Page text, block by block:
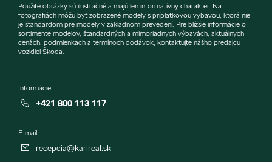
Použité obrázky sú ilustračné a majú len informatívny charakter. Na
fotografiách môžu byť zobrazené modely s príplatkovou výbavou, ktorá nie
je štandardom pre modely v základnom prevedení. Pre bližšie informácie o
sortimente modelov, štandardných a mimoriadnych výbavách, aktuálnych
cenách, podmienkach a termínoch dodávok, kontaktujte nášho predajcu
vozidiel Škoda.
Informácie
+421 800 113 117
E-mail
recepcia@karireal.sk